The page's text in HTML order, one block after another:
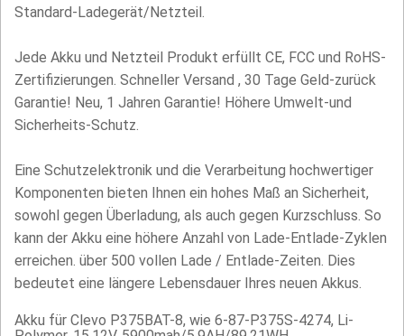
Standard-Ladegerät/Netzteil.
Jede Akku und Netzteil Produkt erfüllt CE, FCC und RoHS-
Zertifizierungen. Schneller Versand , 30 Tage Geld-zurück
Garantie! Neu, 1 Jahren Garantie! Höhere Umwelt-und
Sicherheits-Schutz.
Eine Schutzelektronik und die Verarbeitung hochwertiger
Komponenten bieten Ihnen ein hohes Maß an Sicherheit,
sowohl gegen Überladung, als auch gegen Kurzschluss. So
kann der Akku eine höhere Anzahl von Lade-Entlade-Zyklen
erreichen. über 500 vollen Lade / Entlade-Zeiten. Dies
bedeutet eine längere Lebensdauer Ihres neuen Akkus.
Akku für Clevo P375BAT-8, wie 6-87-P375S-4274, Li-